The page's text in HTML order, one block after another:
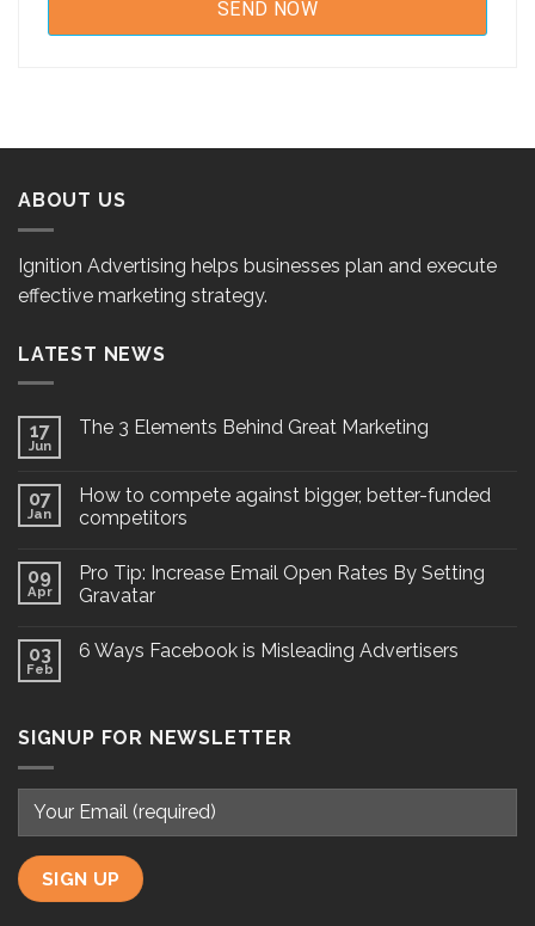
ABOUT US
Ignition Advertising helps businesses plan and execute
effective marketing strategy.
LATEST NEWS
17
Jun
The 3 Elements Behind Great Marketing
07
Jan
How to compete against bigger, better-funded
competitors
09
Apr
Pro Tip: Increase Email Open Rates By Setting
Gravatar
03
Feb
6 Ways Facebook is Misleading Advertisers
SIGNUP FOR NEWSLETTER